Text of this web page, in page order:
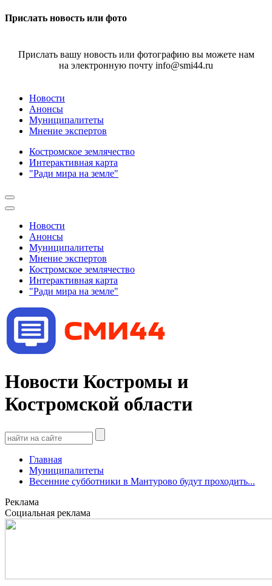
Прислать новость или фото
Прислать вашу новость или фотографию вы можете нам
на электронную почту info@smi44.ru
Новости
Анонсы
Муниципалитеты
Мнение экспертов
Костромское землячество
Интерактивная карта
"Ради мира на земле"
Новости
Анонсы
Муниципалитеты
Мнение экспертов
Костромское землячество
Интерактивная карта
"Ради мира на земле"
Новости Костромы и
Костромской области
Главная
Муниципалитеты
Весенние субботники в Мантурово будут проходить...
Реклама
Социальная реклама